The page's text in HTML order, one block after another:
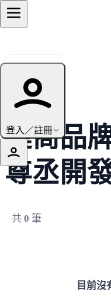
登入／註冊
建商品
尊丞開
共 0 筆
目前沒